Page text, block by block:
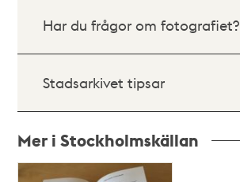
Har du frågor om fotografiet?
Stadsarkivet tipsar
Mer i Stockholmskällan
Relaterade